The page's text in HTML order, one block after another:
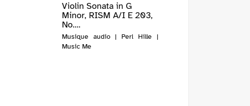
Violin Sonata in G
Minor, RISM A/I E 203,
No....
Musique audio | Perl Hille |
Music Me